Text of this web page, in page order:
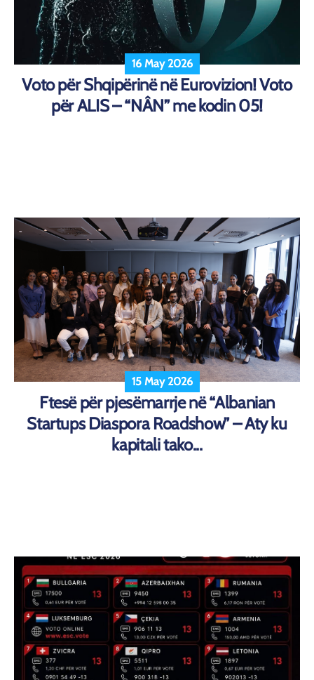
16 May 2026
Voto për Shqipërinë në Eurovizion! Voto
për ALIS – “NÂN” me kodin 05!
15 May 2026
Ftesë për pjesëmarrje në “Albanian
Startups Diaspora Roadshow” – Aty ku
kapitali tako...